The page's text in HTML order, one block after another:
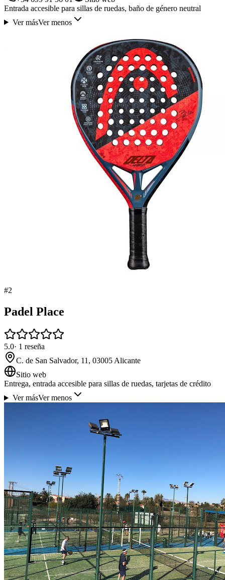
Entrada accesible para sillas de ruedas, baño de género neutral
Ver másVer menos
#2
Padel Place
5.0· 1 reseña
C. de San Salvador, 11, 03005 Alicante
Sitio web
Entrega, entrada accesible para sillas de ruedas, tarjetas de crédito
Ver másVer menos